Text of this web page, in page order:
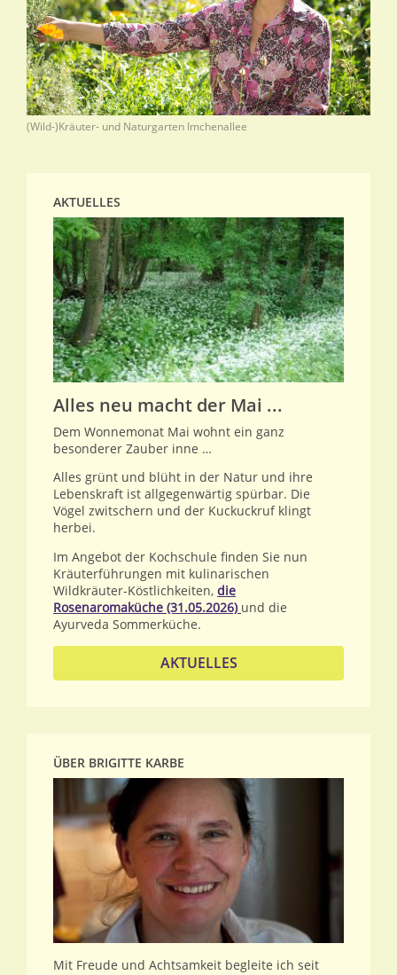
(Wild-)Kräuter- und Naturgarten Imchenallee
AKTUELLES
Alles neu macht der Mai ...
Dem Wonnemonat Mai wohnt ein ganz
besonderer Zauber inne …
Alles grünt und blüht in der Natur und ihre
Lebenskraft ist allgegenwärtig spürbar. Die
Vögel zwitschern und der Kuckuckruf klingt
herbei.
Im Angebot der Kochschule finden Sie nun
Kräuterführungen mit kulinarischen
Wildkräuter-Köstlichkeiten, die
Rosenaromaküche (31.05.2026) und die
Ayurveda Sommerküche.
AKTUELLES
ÜBER BRIGITTE KARBE
Mit Freude und Achtsamkeit begleite ich seit